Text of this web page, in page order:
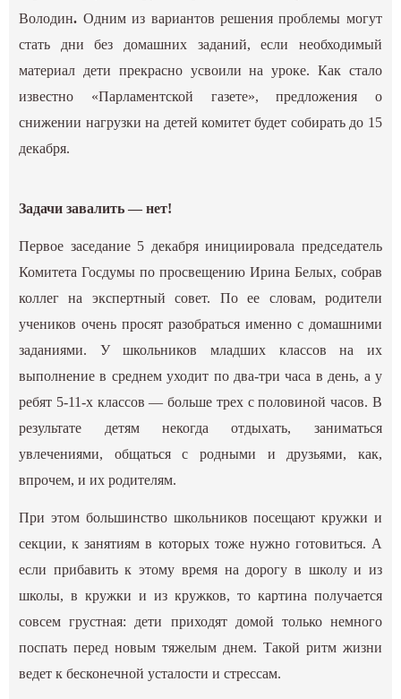
Володин. Одним из вариантов решения проблемы могут
стать дни без домашних заданий, если необходимый
материал дети прекрасно усвоили на уроке. Как стало
известно «Парламентской газете», предложения о
снижении нагрузки на детей комитет будет собирать до 15
декабря.
Задачи завалить — нет!
Первое заседание 5 декабря инициировала председатель
Комитета Госдумы по просвещению Ирина Белых, собрав
коллег на экспертный совет. По ее словам, родители
учеников очень просят разобраться именно с домашними
заданиями. У школьников младших классов на их
выполнение в среднем уходит по два-три часа в день, а у
ребят 5-11-х классов — больше трех с половиной часов. В
результате детям некогда отдыхать, заниматься
увлечениями, общаться с родными и друзьями, как,
впрочем, и их родителям.
При этом большинство школьников посещают кружки и
секции, к занятиям в которых тоже нужно готовиться. А
если прибавить к этому время на дорогу в школу и из
школы, в кружки и из кружков, то картина получается
совсем грустная: дети приходят домой только немного
поспать перед новым тяжелым днем. Такой ритм жизни
ведет к бесконечной усталости и стрессам.